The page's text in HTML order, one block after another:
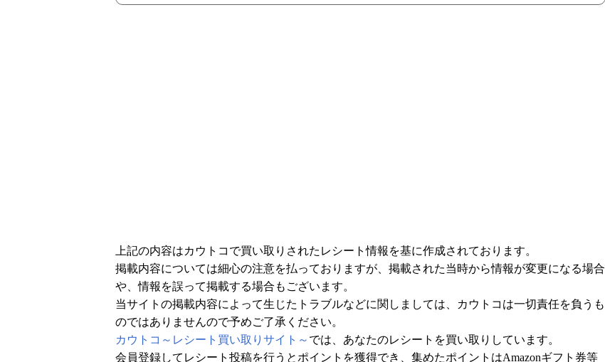
上記の内容はカウトコで買い取りされたレシート情報を基に作成されております。
掲載内容については細心の注意を払っておりますが、掲載された当時から情報が変更になる場合
や、情報を誤って掲載する場合もございます。
当サイトの掲載内容によって生じたトラブルなどに関しましては、カウトコは一切責任を負うも
のではありませんので予めご了承ください。
カウトコ～レシート買い取りサイト～ では、あなたのレシートを買い取りしています。
会員登録してレシート投稿を行うとポイントを獲得でき、集めたポイントはAmazonギフト券等